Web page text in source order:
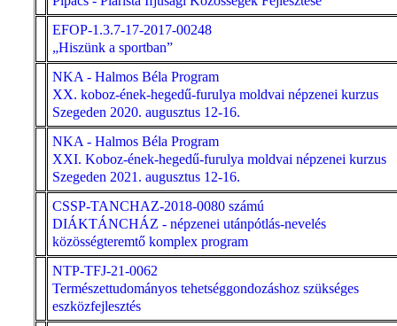
EFOP-1.3.7-17-2017-00248
„Hiszünk a sportban”
NKA - Halmos Béla Program
XX. koboz-ének-hegedű-furulya moldvai népzenei kurzus
Szegeden 2020. augusztus 12-16.
NKA - Halmos Béla Program
XXI. Koboz-ének-hegedű-furulya moldvai népzenei kurzus
Szegeden 2021. augusztus 12-16.
CSSP-TANCHAZ-2018-0080 számú
DIÁKTÁNCHÁZ - népzenei utánpótlás-nevelés
közösségteremtő komplex program
NTP-TFJ-21-0062
Természettudományos tehetséggondozáshoz szükséges
eszközfejlesztés